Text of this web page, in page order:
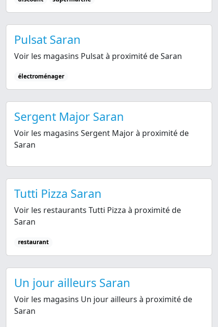
Pulsat Saran
Voir les magasins Pulsat à proximité de Saran
électroménager
Sergent Major Saran
Voir les magasins Sergent Major à proximité de
Saran
Tutti Pizza Saran
Voir les restaurants Tutti Pizza à proximité de
Saran
restaurant
Un jour ailleurs Saran
Voir les magasins Un jour ailleurs à proximité de
Saran